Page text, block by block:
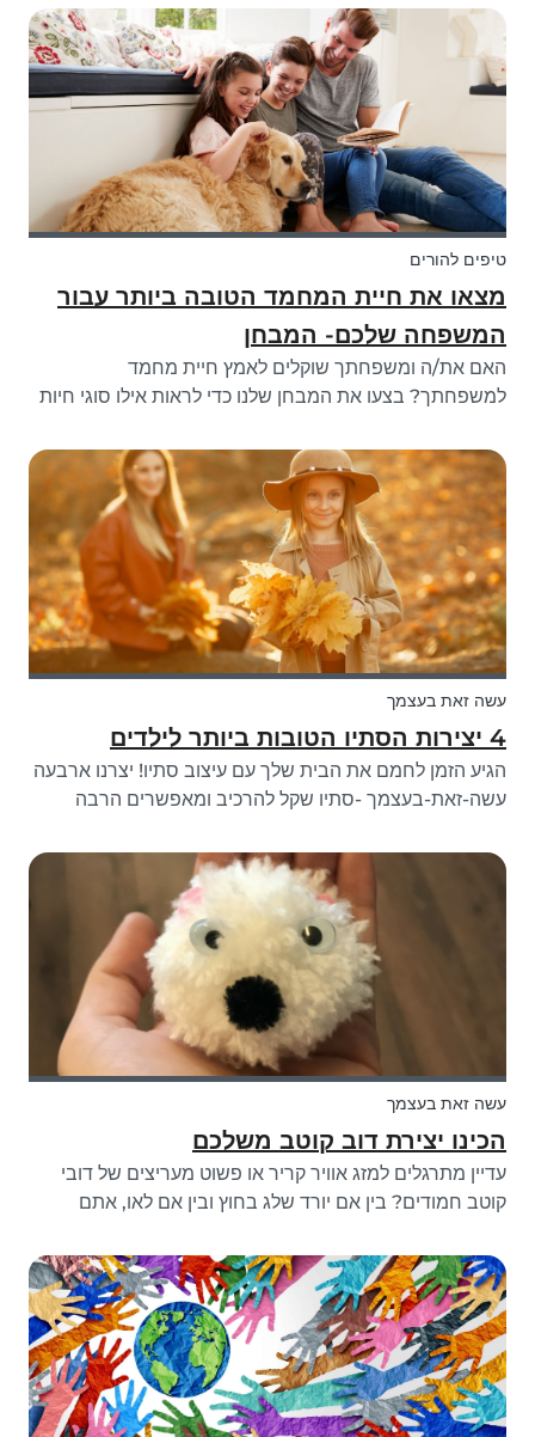
שתרצו.
טיפים להורים
מצאו את חיית המחמד הטובה ביותר עבור
המשפחה שלכם- המבחן
האם את/ה ומשפחתך שוקלים לאמץ חיית מחמד
למשפחתך? בצעו את המבחן שלנו כדי לראות אילו סוגי חיות
עשה זאת בעצמך
4 יצירות הסתיו הטובות ביותר לילדים
הגיע הזמן לחמם את הבית שלך עם עיצוב סתיו! יצרנו ארבעה
עשה-זאת-בעצמך -סתיו שקל להרכיב ומאפשרים הרבה
לילדים. בחרו בין מלאכות סתיו כמו: פיות, ציורי קיר, מסגרות
לתמונות וזרים, או הכינו את כולם!...
עשה זאת בעצמך
הכינו יצירת דוב קוטב משלכם
עדיין מתרגלים למזג אוויר קריר או פשוט מעריצים של דובי
קוטב חמודים? בין אם יורד שלג בחוץ ובין אם לאו, אתם
הפשוטים והמקסים של דוב הקוטב. ראו את הצעדים המהירים
והקלים שלמד ולימדו כמה עוב...